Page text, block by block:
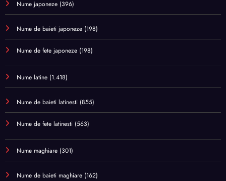
Nume japoneze (396)
Nume de baieti japoneze (198)
Nume de fete japoneze (198)
Nume latine (1.418)
Nume de baieti latinesti (855)
Nume de fete latinesti (563)
Nume maghiare (301)
Nume de baieti maghiare (162)